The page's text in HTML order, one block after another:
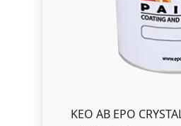
KEO AB EPO